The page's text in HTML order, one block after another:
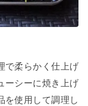
で柔らかく仕上げ
ーシーに焼き上げ
を使用して調理し